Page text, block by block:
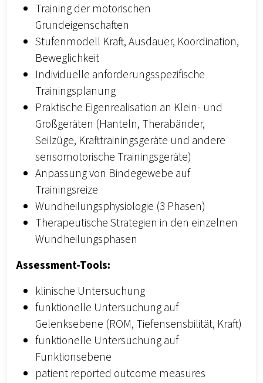
Training der motorischen
Grundeigenschaften
Stufenmodell Kraft, Ausdauer, Koordination,
Beweglichkeit
Individuelle anforderungsspezifische
Trainingsplanung
Praktische Eigenrealisation an Klein- und
Großgeräten (Hanteln, Therabänder,
Seilzüge, Krafttrainingsgeräte und andere
sensomotorische Trainingsgeräte)
Anpassung von Bindegewebe auf
Trainingsreize
Wundheilungsphysiologie (3 Phasen)
Therapeutische Strategien in den einzelnen
Wundheilungsphasen
Assessment-Tools:
klinische Untersuchung
funktionelle Untersuchung auf
Gelenksebene (ROM, Tiefensensbilität, Kraft)
funktionelle Untersuchung auf
Funktionsebene
patient reported outcome measures